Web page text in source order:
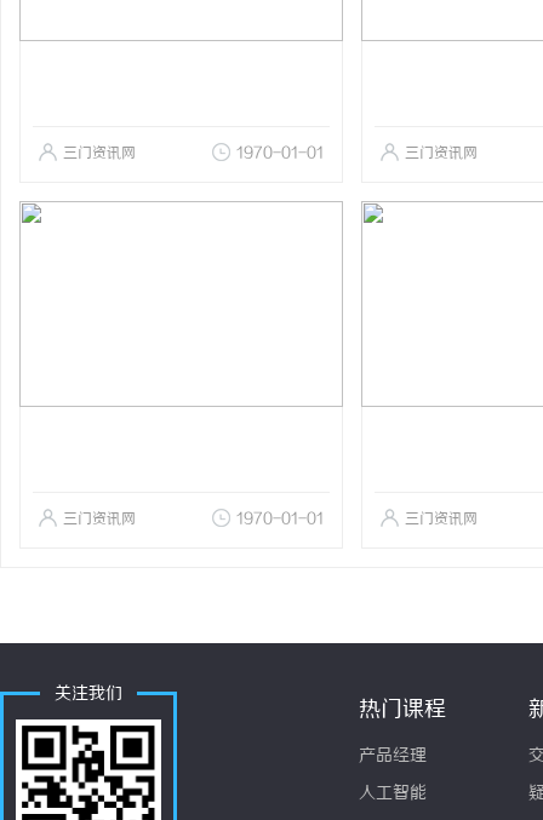
三门资讯网 1970-01-01 三门资讯网
三门资讯网 1970-01-01 三门资讯网
关注我们
热门课程
产品经理
人工智能